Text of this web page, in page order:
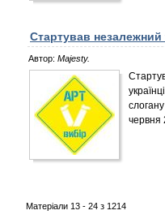
Стартував незалежний
Автор: Majesty.
червня
Матеріали 13 - 24 з 1214